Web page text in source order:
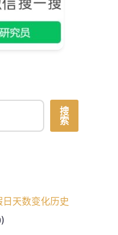
搜
索
天数变化历史